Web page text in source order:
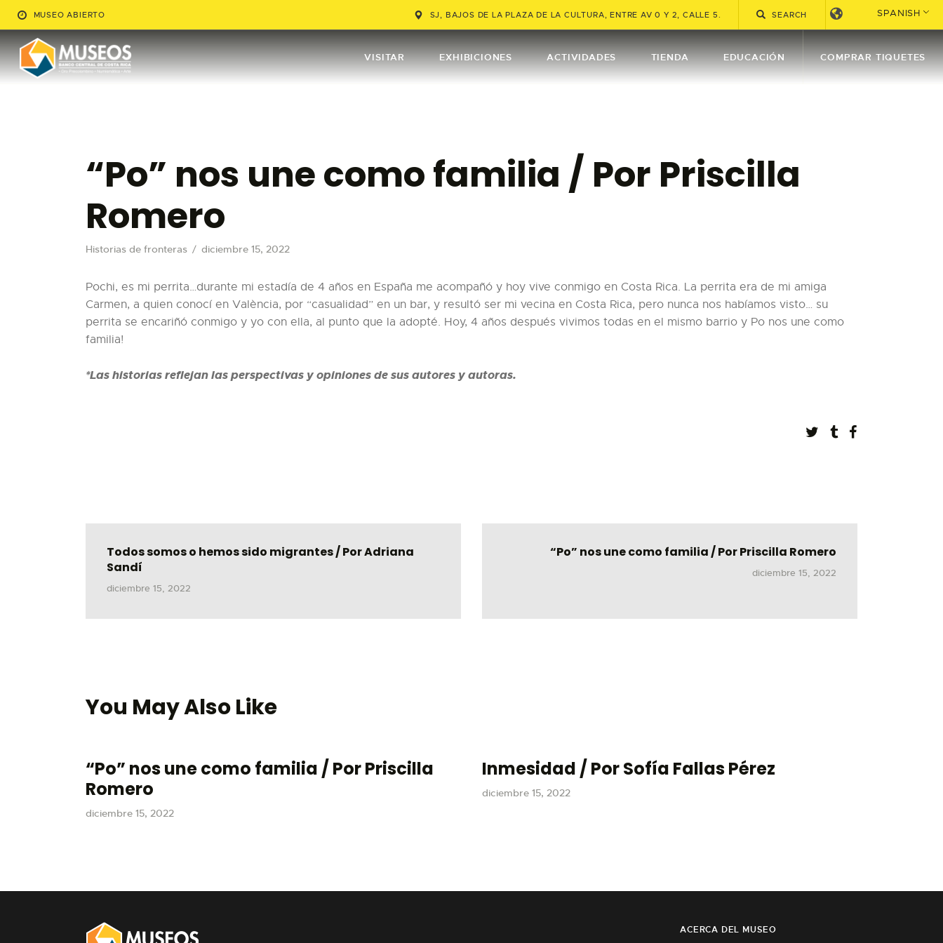
MUSEO ABIERTO SJ, BAJOS DE LA PLAZA DE LA CULTURA, ENTRE AV 0 Y 2, CALLE 5. SPANISH
VISITAR EXHIBICIONES ACTIVIDADES TIENDA EDUCACIÓN COMPRAR TIQUETES
EXHIBICIONES
EDUCACIÓN
“Po” nos une como familia / Por Priscilla
Romero
Historias de fronteras diciembre 15, 2022
Pochi, es mi perrita…durante mi estadía de 4 años en España me acompañó y hoy vive conmigo en Costa Rica. La perrita era de mi amiga
Carmen, a quien conocí en València, por “casualidad” en un bar, y resultó ser mi vecina en Costa Rica, pero nunca nos habíamos visto… su
perrita se encariñó conmigo y yo con ella, al punto que la adopté. Hoy, 4 años después vivimos todas en el mismo barrio y Po nos une como
familia!
*Las historias reflejan las perspectivas y opiniones de sus autores y autoras.
Todos somos o hemos sido migrantes / Por Adriana
Sandí
diciembre 15, 2022
“Po” nos une como familia / Por Priscilla Romero
diciembre 15, 2022
You May Also Like
“Po” nos une como familia / Por Priscilla
Romero
diciembre 15, 2022
Inmesidad / Por Sofía Fallas Pérez
diciembre 15, 2022
ACERCA DEL MUSEO